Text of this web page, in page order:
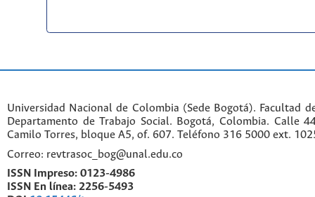
Universidad Nacional de Colombia (Sede Bogotá). Facultad
Departamento de Trabajo Social. Bogotá, Colombia. Calle
Camilo Torres, bloque A5, of. 607. Teléfono 316 5000 ext.
Correo: revtrasoc_bog@unal.edu.co
ISSN Impreso: 0123-4986
ISSN En línea: 2256-5493